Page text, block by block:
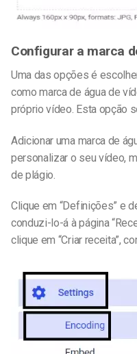
Configurar a marca
Uma das opções é
como marca de água de
próprio vídeo. Esta opção
Adicionar uma marca de
personalizar o seu vídeo,
de plágio.
Clique em “Definições” e
conduzi-lo-á à página
clique em “Criar receita”,